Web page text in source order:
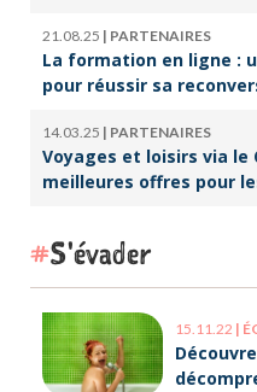
21.08.25 | PARTENAIRES
La formation en ligne :
pour réussir sa
14.03.25 | PARTENAIRES
Voyages et loisirs via le
meilleures offres pour
S'évader
15.11.22 |